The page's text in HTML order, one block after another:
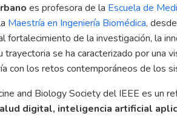
es profesora de la Escuela de
Maestría en Ingeniería Biomédica,
fortalecimiento de la investigación, la
trayectoria se ha caracterizado por una
con los retos contemporáneos de los
and Biology Society del IEEE es un
digital, inteligencia artificial